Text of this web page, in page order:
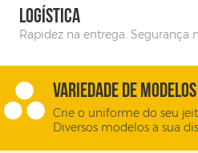
LOGÍSTICA
Rapidez na entrega. Segurança
VARIEDADE DE MODELOS
Crie o uniforme do seu
Diversos modelos a sua